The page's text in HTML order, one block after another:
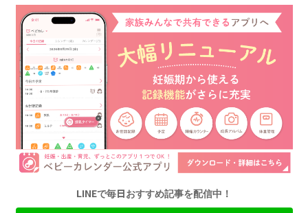
LINEで毎日おすすめ記事を配信中！